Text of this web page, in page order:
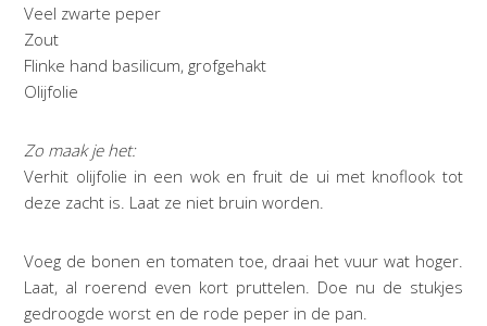
Veel zwarte peper
Zout
Flinke hand basilicum, grofgehakt
Olijfolie
Zo maak je het:
Verhit olijfolie in een wok en fruit de ui met knoflook tot
deze zacht is. Laat ze niet bruin worden.
Voeg de bonen en tomaten toe, draai het vuur wat hoger.
Laat, al roerend even kort pruttelen. Doe nu de stukjes
gedroogde worst en de rode peper in de pan.